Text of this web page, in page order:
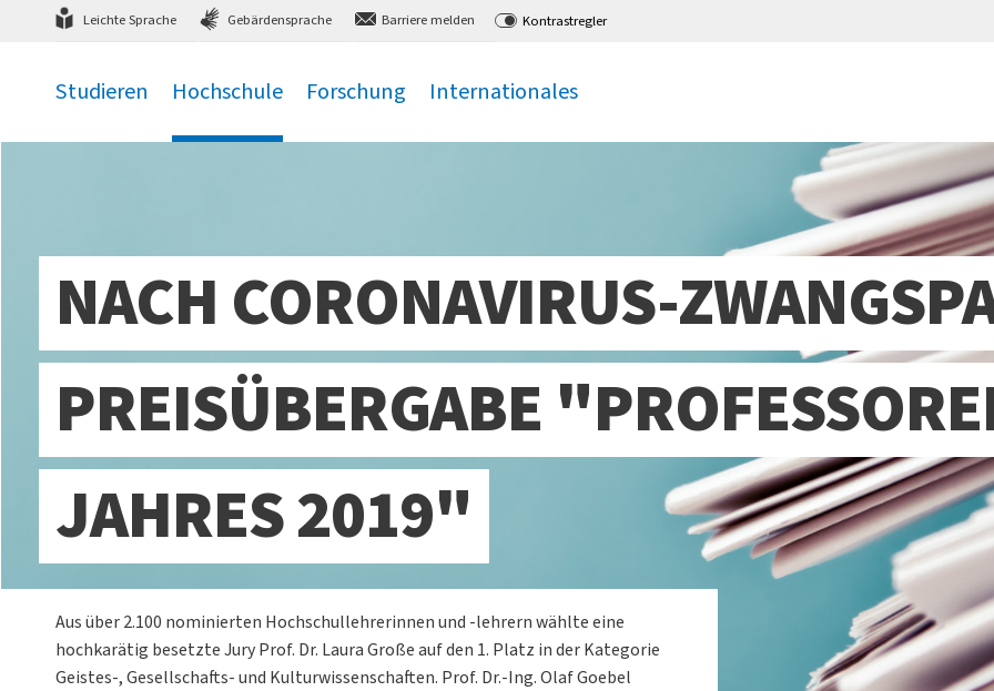
zum Hauptmenü zum Inhalt,
Leichte Sprache Gebärdensprache Barriere melden Kontrastregler
Studieren Hochschule Forschung Internationales
NACH CORONAVIRUS-
PREISÜBERGABE
JAHRES 2019"
Aus über 2.100 nominierten Hochschullehrerinnen und -lehrern wählte eine
hochkarätig besetzte Jury Prof. Dr. Laura Große auf den 1. Platz in der Kategorie
Geistes-, Gesellschafts- und Kulturwissenschaften. Prof. Dr.-Ing. Olaf Goebel